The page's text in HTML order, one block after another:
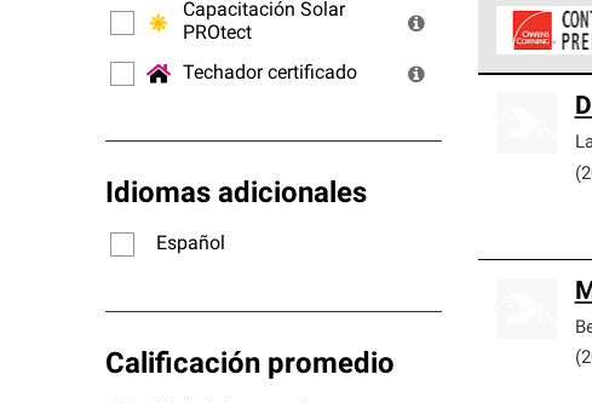
Capacitación Solar
PROtect
Techador certificado
Idiomas adicionales
Español
Calificación promedio
cumplen